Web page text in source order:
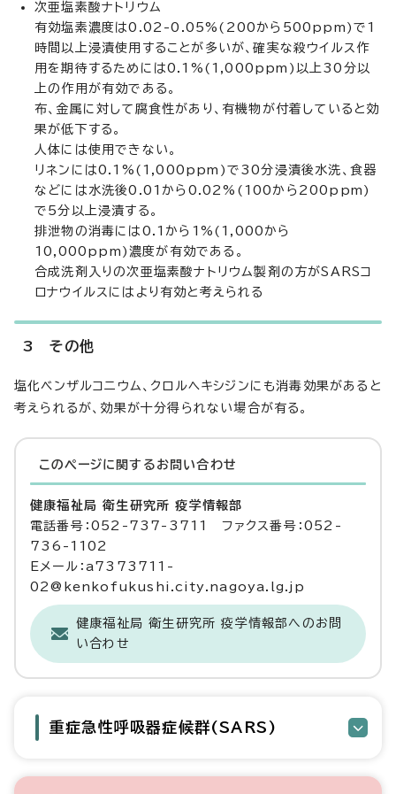
次亜塩素酸ナトリウム
有効塩素濃度は0.02-0.05%(200から500ppm)で1
時間以上浸漬使用することが多いが、確実な殺ウイルス作
用を期待するためには0.1%(1,000ppm)以上30分以
上の作用が有効である。
布、金属に対して腐食性があり、有機物が付着していると効
果が低下する。
人体には使用できない。
リネンには0.1%(1,000ppm)で30分浸漬後水洗、食器
などには水洗後0.01から0.02%(100から200ppm)
で5分以上浸漬する。
排泄物の消毒には0.1から1%(1,000から
10,000ppm)濃度が有効である。
合成洗剤入りの次亜塩素酸ナトリウム製剤の方がSARSコ
ロナウイルスにはより有効と考えられる
3 その他
塩化ベンザルコニウム、クロルヘキシジンにも消毒効果があると
考えられるが、効果が十分得られない場合が有る。
このページに関する お問い合わせ
健康福祉局 衛生研究所 疫学情報部
電話番号：052-737-3711 ファクス番号：052-
736-1102
Eメール：a7373711-
02@kenkofukushi.city.nagoya.lg.jp
健康福祉局 衛生研究所 疫学情報部へのお問
い合わせ
重症急性呼吸器症候群(SARS)